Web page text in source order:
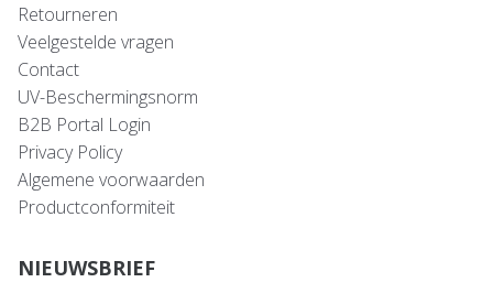
Retourneren
Veelgestelde vragen
Contact
UV-Beschermingsnorm
B2B Portal Login
Privacy Policy
Algemene voorwaarden
Productconformiteit
NIEUWSBRIEF